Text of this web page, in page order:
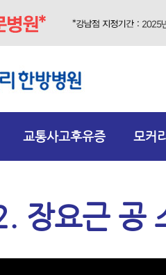
교통사고후유증 모커
장요근 공